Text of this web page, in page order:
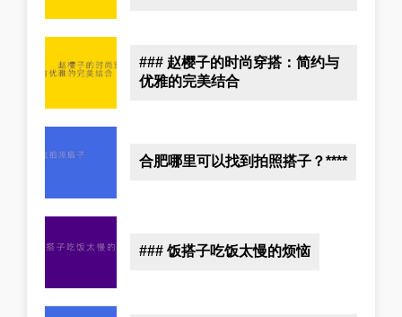
### 赵樱子的时尚穿搭：简约与
优雅的完美结合
合肥哪里可以找到拍照搭子？****
### 饭搭子吃饭太慢的烦恼